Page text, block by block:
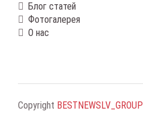
Блог статей
Фотогалерея
О нас
Copyright BESTNEWSLV_GROUP